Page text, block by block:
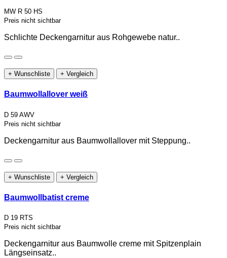
MW R 50 HS
Preis nicht sichtbar
Schlichte Deckengarnitur aus Rohgewebe natur..
+ Wunschliste + Vergleich
Baumwollallover weiß
D 59 AWV
Preis nicht sichtbar
Deckengarnitur aus Baumwollallover mit Steppung..
+ Wunschliste + Vergleich
Baumwollbatist creme
D 19 RTS
Preis nicht sichtbar
Deckengarnitur aus Baumwolle creme mit Spitzenplain
Längseinsatz..